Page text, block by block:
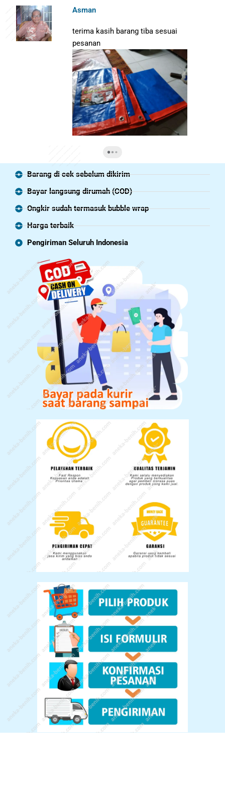
Asman
terima kasih barang tiba sesuai
pesanan
Barang di cek sebelum dikirim
Bayar langsung dirumah (COD)
Ongkir sudah termasuk bubble wrap
Harga terbaik
Pengiriman Seluruh Indonesia